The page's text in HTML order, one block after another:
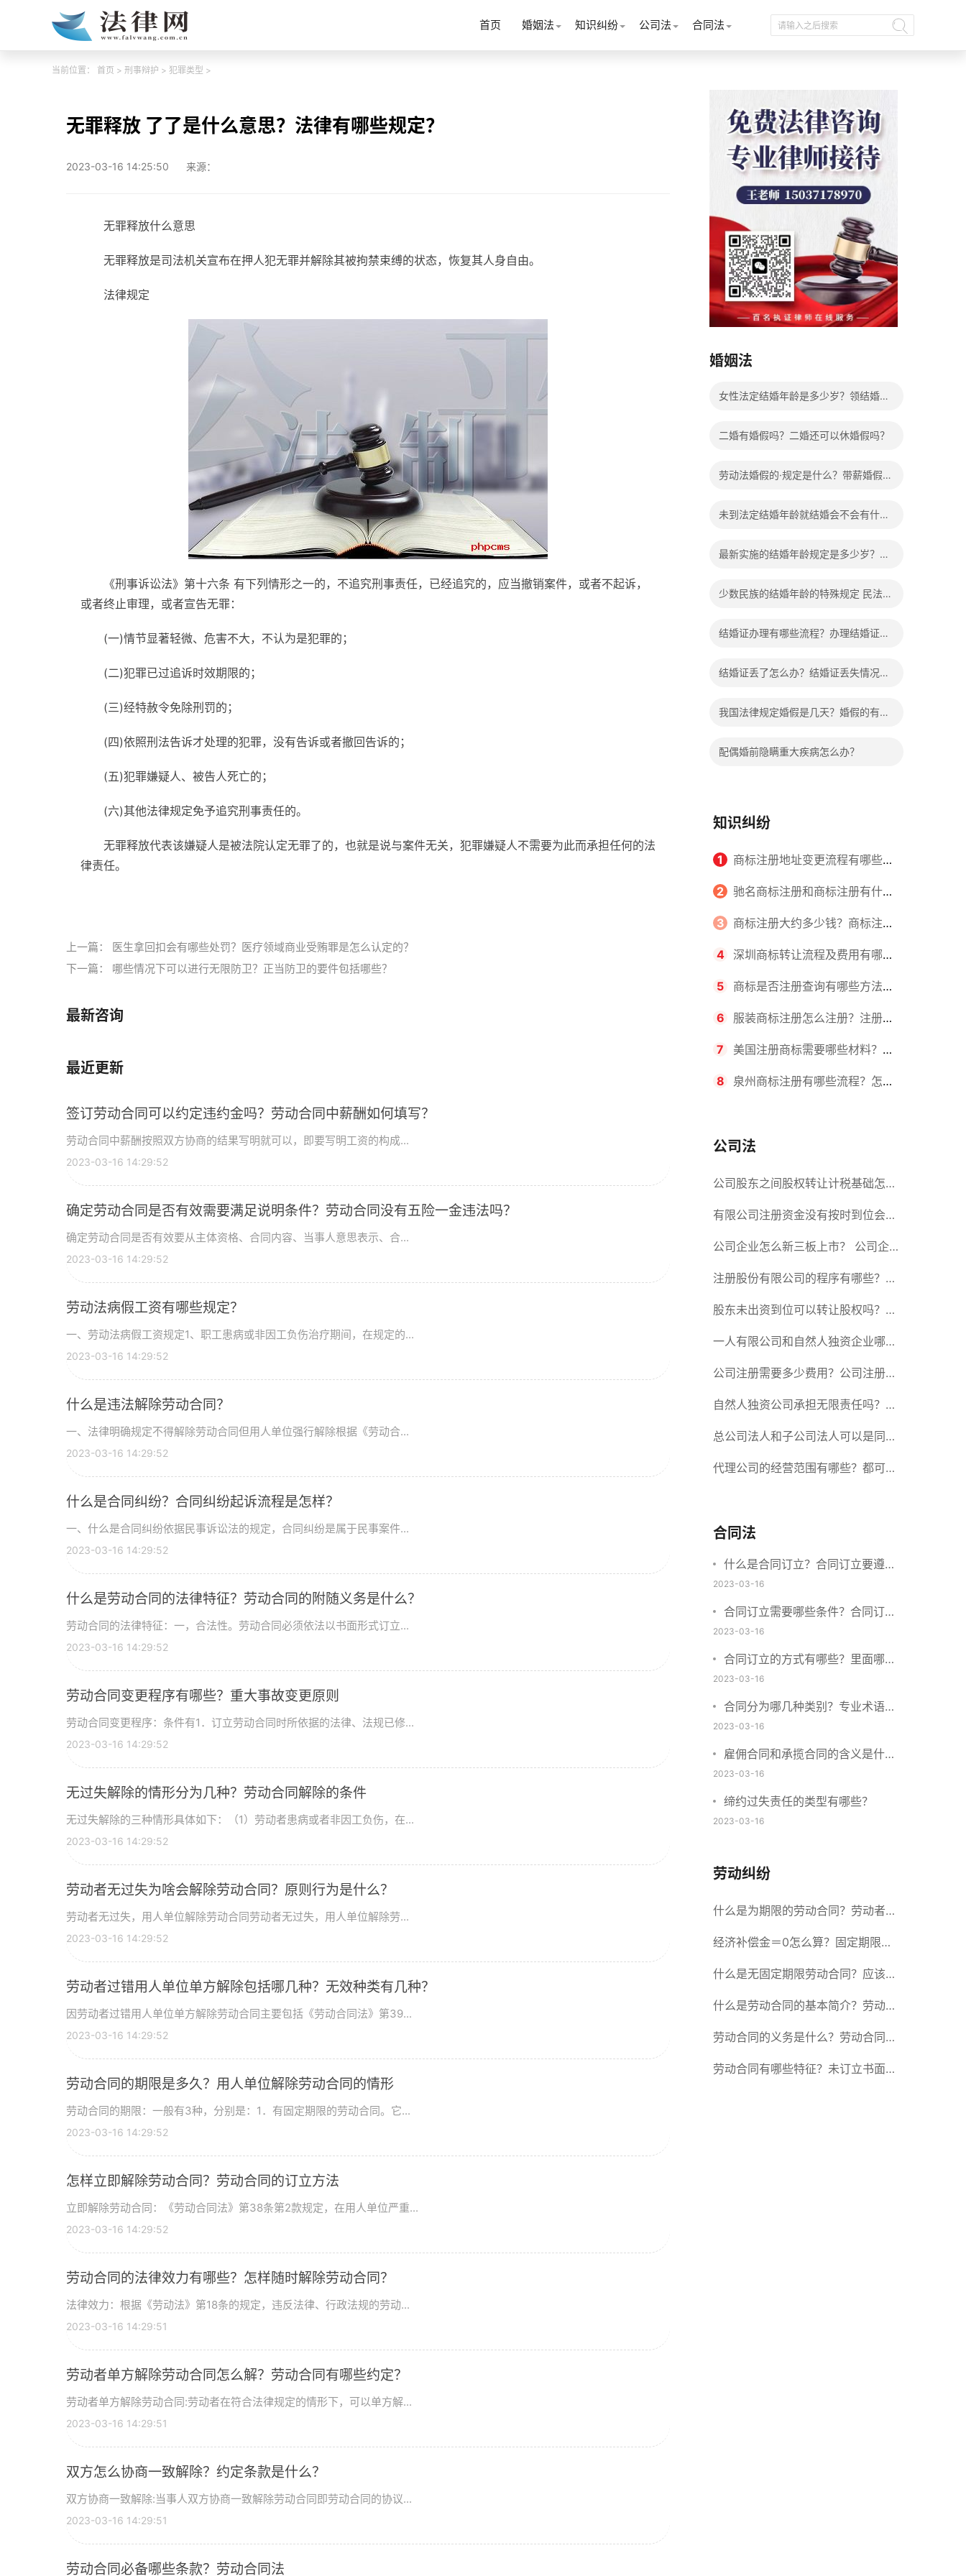
首页 婚姻法 知识纠纷 公司法 合同法
当前位置： 首页 > 刑事辩护 > 犯罪类型 >
无罪释放 了了是什么意思？法律有哪些规定？
2023-03-16 14:25:50 来源：
无罪释放什么意思
无罪释放是司法机关宣布在押人犯无罪并解除其被拘禁束缚的状态，恢复其人身自由。
法律规定
《刑事诉讼法》第十六条 有下列情形之一的，不追究刑事责任，已经追究的，应当撤销案件，或者不起诉，
或者终止审理，或者宣告无罪：
(一)情节显著轻微、危害不大，不认为是犯罪的；
(二)犯罪已过追诉时效期限的；
(三)经特赦令免除刑罚的；
(四)依照刑法告诉才处理的犯罪，没有告诉或者撤回告诉的；
(五)犯罪嫌疑人、被告人死亡的；
(六)其他法律规定免予追究刑事责任的。
无罪释放代表该嫌疑人是被法院认定无罪了的，也就是说与案件无关，犯罪嫌疑人不需要为此而承担任何的法
律责任。
上一篇： 医生拿回扣会有哪些处罚？医疗领域商业受贿罪是怎么认定的？
下一篇： 哪些情况下可以进行无限防卫？正当防卫的要件包括哪些？
最新咨询
最近更新
签订劳动合同可以约定违约金吗？劳动合同中薪酬如何填写？
劳动合同中薪酬按照双方协商的结果写明就可以，即要写明工资的构成...
2023-03-16 14:29:52
确定劳动合同是否有效需要满足说明条件？劳动合同没有五险一金违法吗？
确定劳动合同是否有效要从主体资格、合同内容、当事人意思表示、合...
2023-03-16 14:29:52
劳动法病假工资有哪些规定？
一、劳动法病假工资规定1、职工患病或非因工负伤治疗期间，在规定的...
2023-03-16 14:29:52
什么是违法解除劳动合同？
一、法律明确规定不得解除劳动合同但用人单位强行解除根据《劳动合...
2023-03-16 14:29:52
什么是合同纠纷？合同纠纷起诉流程是怎样？
一、什么是合同纠纷依据民事诉讼法的规定，合同纠纷是属于民事案件...
2023-03-16 14:29:52
什么是劳动合同的法律特征？劳动合同的附随义务是什么？
劳动合同的法律特征：一，合法性。劳动合同必须依法以书面形式订立...
2023-03-16 14:29:52
劳动合同变更程序有哪些？重大事故变更原则
劳动合同变更程序：条件有1．订立劳动合同时所依据的法律、法规已修...
2023-03-16 14:29:52
无过失解除的情形分为几种？劳动合同解除的条件
无过失解除的三种情形具体如下：（1）劳动者患病或者非因工负伤，在...
2023-03-16 14:29:52
劳动者无过失为啥会解除劳动合同？原则行为是什么？
劳动者无过失，用人单位解除劳动合同劳动者无过失，用人单位解除劳...
2023-03-16 14:29:52
劳动者过错用人单位单方解除包括哪几种？无效种类有几种？
因劳动者过错用人单位单方解除劳动合同主要包括《劳动合同法》第39...
2023-03-16 14:29:52
劳动合同的期限是多久？用人单位解除劳动合同的情形
劳动合同的期限：一般有3种，分别是：1．有固定期限的劳动合同。它...
2023-03-16 14:29:52
怎样立即解除劳动合同？劳动合同的订立方法
立即解除劳动合同：《劳动合同法》第38条第2款规定，在用人单位严重...
2023-03-16 14:29:52
劳动合同的法律效力有哪些？怎样随时解除劳动合同？
法律效力：根据《劳动法》第18条的规定，违反法律、行政法规的劳动...
2023-03-16 14:29:51
劳动者单方解除劳动合同怎么解？劳动合同有哪些约定？
劳动者单方解除劳动合同:劳动者在符合法律规定的情形下，可以单方解...
2023-03-16 14:29:51
双方怎么协商一致解除？约定条款是什么？
双方协商一致解除:当事人双方协商一致解除劳动合同即劳动合同的协议...
2023-03-16 14:29:51
劳动合同必备哪些条款？劳动合同法
婚姻法
女性法定结婚年龄是多少岁？领结婚证
二婚有婚假吗？二婚还可以休婚假吗？
劳动法婚假的·规定是什么？带薪婚假工
未到法定结婚年龄就结婚会不会有什么
最新实施的结婚年龄规定是多少岁？法
少数民族的结婚年龄的特殊规定 民法典
结婚证办理有哪些流程？办理结婚证有
结婚证丢了怎么办？结婚证丢失情况有
我国法律规定婚假是几天？婚假的有关
配偶婚前隐瞒重大疾病怎么办？
知识纠纷
1 商标注册地址变更流程有哪些？
怎么提交申请书件？
2 驰名商标注册和商标注册有什么
区别？
3 商标注册大约多少钱？商标注册
查询的方式有哪些？
4 深圳商标转让流程及费用有哪些
要求？商标转让所需时间是多久？
5 商标是否注册查询有哪些方法？
有哪些步骤？
6 服装商标注册怎么注册？注册商
标流程有哪些？
7 美国注册商标需要哪些材料？美
国商标办理流程有哪些？
8 泉州商标注册有哪些流程？怎么
公司法
公司股东之间股权转让计税基础怎么
确认？公司股东之间的股权转让要符
合什么要件？
有限公司注册资金没有按时到位会怎
么样？股份有限公司设立的注册条件
公司企业怎么新三板上市？ 公司企
业新三板上市的流程
注册股份有限公司的程序有哪些？注
册股份有限公司需要提交哪些材料？
股东未出资到位可以转让股权吗？股
东未出资到位能否分红？
一人有限公司和自然人独资企业哪个
好？一人公司设立条件有哪些？
公司注册需要多少费用？公司注册需
要准备什么材料？
自然人独资公司承担无限责任吗？有
限责任公司与有限责任公司的区别
总公司法人和子公司法人可以是同一
个人吗？总公司更名分公司需要更改
代理公司的经营范围有哪些？都可以
合同法
什么是合同订立？合同订立要遵守
什么原则？订立方式有哪些？
2023-03-16
合同订立需要哪些条件？合同订立
与合同成立有什么不同？
2023-03-16
合同订立的方式有哪些？里面哪些
内容、细节条款需要载明？
2023-03-16
合同分为哪几种类别？专业术语分
别是什么？
2023-03-16
雇佣合同和承揽合同的含义是什
么？怎么区分雇佣合同和承揽合
同？
2023-03-16
缔约过失责任的类型有哪些？
2023-03-16
劳动纠纷
什么是为期限的劳动合同？劳动者解
除合同的15种情形
经济补偿金＝0怎么算？固定期限劳
动合同又称什么？
什么是无固定期限劳动合同？应该怎
么解除或终止劳动合同？
什么是劳动合同的基本简介？劳动合
同的形式
劳动合同的义务是什么？劳动合同应
具备哪些条款？
劳动合同有哪些特征？未订立书面劳